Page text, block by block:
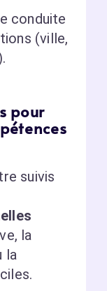
conduite
(ville,
pour
suivis
la
la